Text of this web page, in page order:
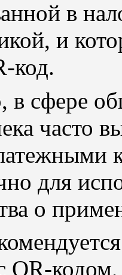
в
и
код.
в сфере
часто
для
о
QR-